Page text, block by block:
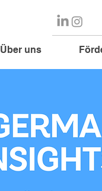
Über uns